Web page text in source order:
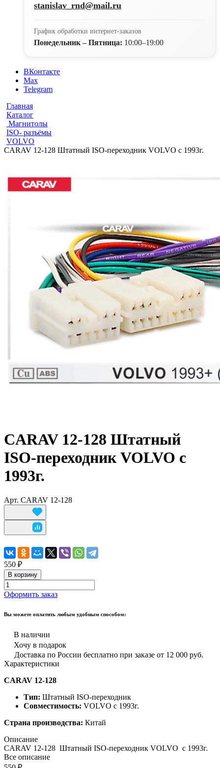
stanislav_rnd@mail.ru
График обработки интернет-заказов
Понедельник – Пятница: 10:00–19:00
ВКонтакте
Max
Telegram
Главная
Каталог
Магнитолы
ISO- разъёмы
VOLVO
CARAV 12-128 Штатный ISO-переходник VOLVO c 1993г.
CARAV 12-128 Штатный
ISO-переходник VOLVO c
1993г.
Арт. CARAV 12-128
550 ₽
В корзину
Оформить заказ
Вы можете оплатить любым удобным способом:
В наличии
Хочу в подарок
Доставка по России бесплатно при заказе от 12 000 руб.
Характеристики
CARAV 12-128
Тип: Штатный ISO-переходник
Совместимость: VOLVO c 1993г.
Страна производства: Китай
Описание
CARAV 12-128 Штатный ISO-переходник VOLVO c 1993г.
Все описание